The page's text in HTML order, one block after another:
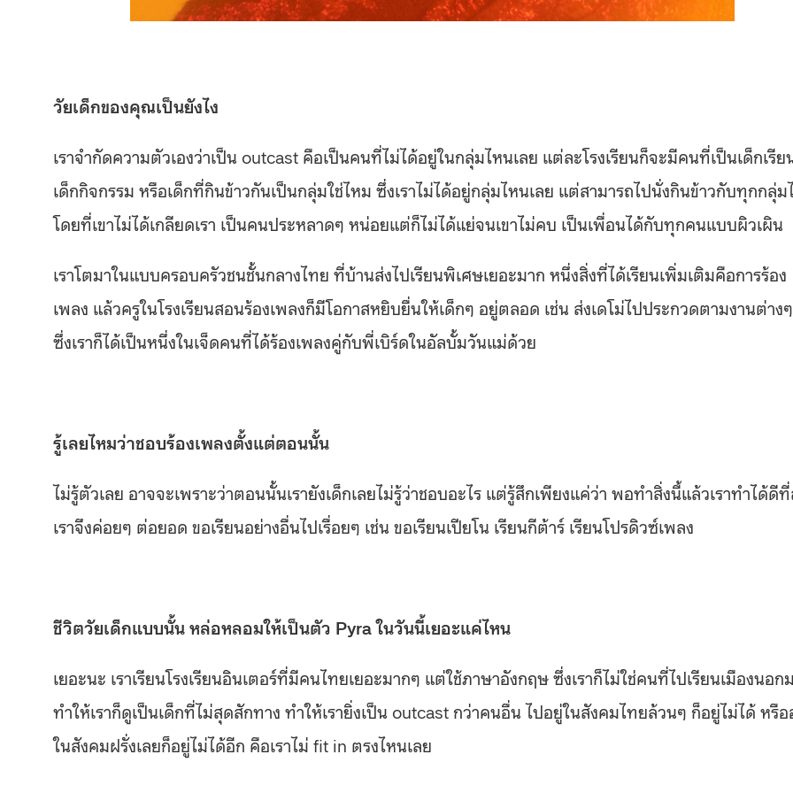
วัยเด็กของคุณเป็นยังไง
เราจำกัดความตัวเองว่าเป็น outcast คือเป็นคนที่ไม่ได้อยู่ในกลุ่มไหนเลย แต่ละโรงเรียนก็จะมีคนที่เป็นเด็กเรีย
เด็กกิจกรรม หรือเด็กที่กินข้าวกันเป็นกลุ่มใช่ไหม ซึ่งเราไม่ได้อยู่กลุ่มไหนเลย แต่สามารถไปนั่งกินข้าวกับทุกกลุ่ม
โดยที่เขาไม่ได้เกลียดเรา เป็นคนประหลาดๆ หน่อยแต่ก็ไม่ได้แย่จนเขาไม่คบ เป็นเพื่อนได้กับทุกคนแบบผิวเผิน
เราโตมาในแบบครอบครัวชนชั้นกลางไทย ที่บ้านส่งไปเรียนพิเศษเยอะมาก หนึ่งสิ่งที่ได้เรียนเพิ่มเติมคือการร้อง
เพลง แล้วครูในโรงเรียนสอนร้องเพลงก็มีโอกาสหยิบยื่นให้เด็กๆ อยู่ตลอด เช่น ส่งเดโม่ไปประกวดตามงานต่างๆ
ซึ่งเราก็ได้เป็นหนึ่งในเจ็ดคนที่ได้ร้องเพลงคู่กับพี่เบิร์ดในอัลบั้มวันแม่ด้วย
รู้เลยไหมว่าชอบร้องเพลงตั้งแต่ตอนนั้น
ไม่รู้ตัวเลย อาจจะเพราะว่าตอนนั้นเรายังเด็กเลยไม่รู้ว่าชอบอะไร แต่รู้สึกเพียงแค่ว่า พอทำสิ่งนี้แล้วเราทำได้ดี
เราจึงค่อยๆ ต่อยอด ขอเรียนอย่างอื่นไปเรื่อยๆ เช่น ขอเรียนเปียโน เรียนกีต้าร์ เรียนโปรดิวซ์เพลง
ชีวิตวัยเด็กแบบนั้น หล่อหลอมให้เป็นตัว Pyra ในวันนี้เยอะแค่ไหน
เยอะนะ เราเรียนโรงเรียนอินเตอร์ที่มีคนไทยเยอะมากๆ แต่ใช้ภาษาอังกฤษ ซึ่งเราก็ไม่ใช่คนที่ไปเรียนเมืองนอก
ทำให้เราก็ดูเป็นเด็กที่ไม่สุดสักทาง ทำให้เรายิ่งเป็น outcast กว่าคนอื่น ไปอยู่ในสังคมไทยล้วนๆ ก็อยู่ไม่ได้ หรื
ในสังคมฝรั่งเลยก็อยู่ไม่ได้อีก คือเราไม่ fit in ตรงไหนเลย